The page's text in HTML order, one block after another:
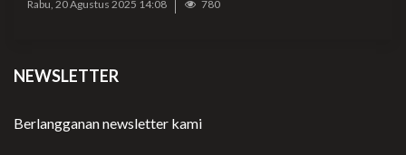
Rabu, 20 Agustus 2025 14:08
780
NEWSLETTER
Berlangganan newsletter kami